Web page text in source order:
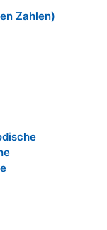
Zahlen)